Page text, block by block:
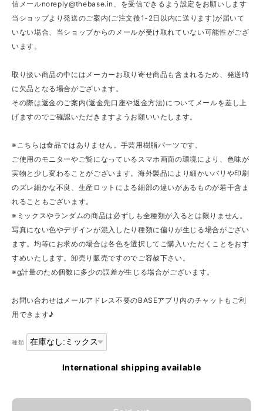
信メールnoreply@thebase.in 、を受信できるよう設定をお願いします
当ショップより発送のご案内(ご注文後1-2日以内に送ります)が届いて
いない場合、当ショップからのメールが受け取れていない可能性がござ
います。
取り扱い商品の中にはメーカーお取り寄せ商品も含まれるため、発送時
に欠品となる場合がございます。
その際は返金のご案内(返金先口座や返金方法)についてメールを差し上
げますのでご確認いただきますようお願いいたします。
※こちらは食品ではありません。手芸用樹脂パーツです。
ご使用のモニターやご覧になっているスマホ画面の環境により、色味が
実物と少し変わることがございます。海外製品により細かいバリや印刷
のズレ細かな不良、生産ロットによる細部の違いがあるものが若干含ま
れることもございます。
※ミックスやランダムの商品は必ずしも全種類が入るとは限りません。
写真にない色やデザインが混入したり種類に偏りが生じる場合がござい
ます。均等にお求めの場合は各色を選択してご購入いただくことをおす
すめいたします。卸売り販売ですのでご容赦下さい。
※g計量のため個数に多少の誤差が生じる場合がございます。
お問い合わせはメールアドレス不要のBASEアプリ内のチャットもご利
用できます♪
種類
International shipping available